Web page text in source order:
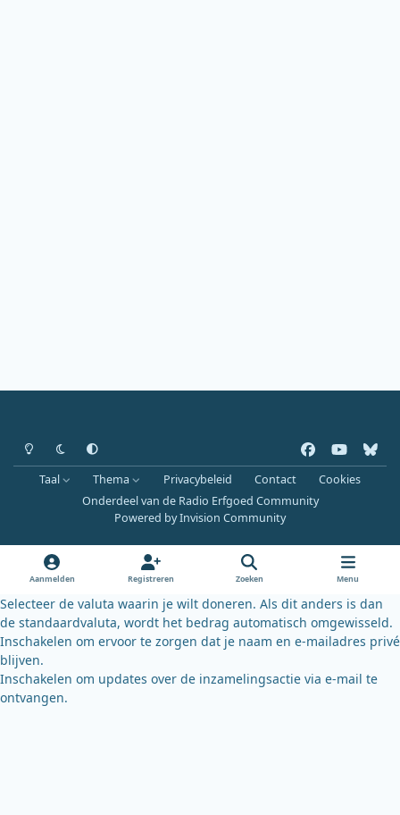
Heldere modus
Donkere modus
Systeemvoorkeur
a
c
e
o
k
o
u
b
b
l
u
k
y
Taal Thema Privacybeleid Contact
Cookies
Onderdeel van de Radio Erfgoed Community
Powered byInvision Community
Aanmelden Registreren Zoeken Menu
Selecteer de valuta waarin je wilt doneren. Als dit anders is dan
de standaardvaluta, wordt het bedrag automatisch omgewisseld.
Inschakelen om ervoor te zorgen dat je naam en e-mailadres privé
blijven.
Inschakelen om updates over de inzamelingsactie via e-mail te
ontvangen.